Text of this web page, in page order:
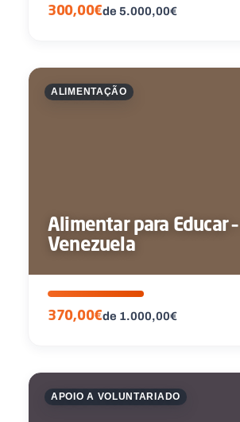
300,00€de 5.000,00€
ALIMENTAÇÃO
Alimentar para Educar –
Venezuela
370,00€de 1.000,00€
APOIO A VOLUNTARIADO